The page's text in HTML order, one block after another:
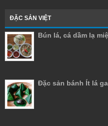
ĐẶC SẢN VIỆT
Bún lá, cá dầm lạ
Đặc sản bánh Ít lá